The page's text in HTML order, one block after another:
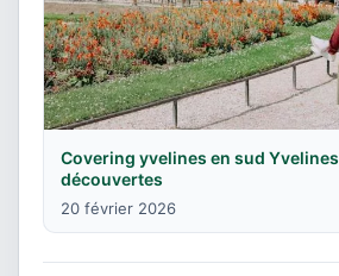
Covering yvelines en sud
découvertes
20 février 2026